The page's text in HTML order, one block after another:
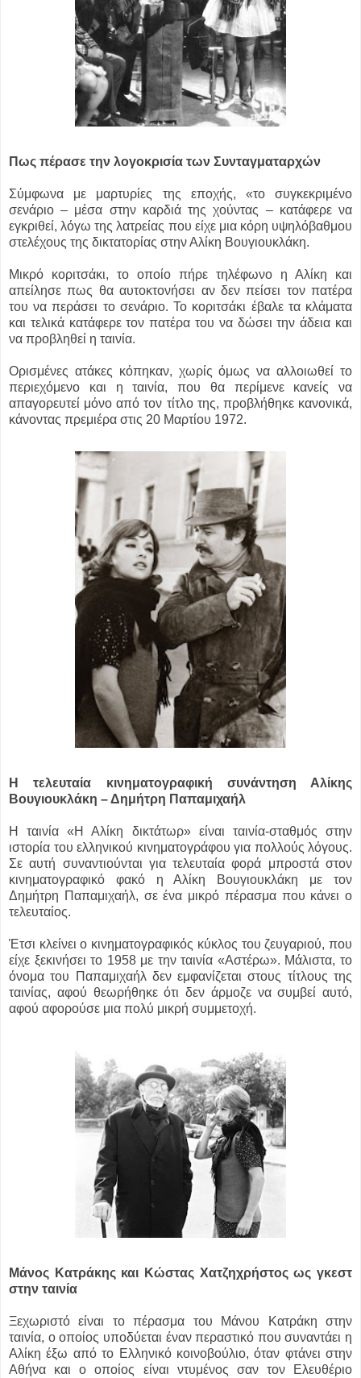
Πως πέρασε την λογοκρισία των Συνταγματαρχών
Σύμφωνα με μαρτυρίες της εποχής, «το συγκεκριμένο
σενάριο – μέσα στην καρδιά της χούντας – κατάφερε να
εγκριθεί, λόγω της λατρείας που είχε μια κόρη υψηλόβαθμου
στελέχους της δικτατορίας στην Αλίκη Βουγιουκλάκη.
Μικρό κοριτσάκι, το οποίο πήρε τηλέφωνο η Αλίκη και
απείλησε πως θα αυτοκτονήσει αν δεν πείσει τον πατέρα
του να περάσει το σενάριο. Το κοριτσάκι έβαλε τα κλάματα
και τελικά κατάφερε τον πατέρα του να δώσει την άδεια και
να προβληθεί η ταινία.
Ορισμένες ατάκες κόπηκαν, χωρίς όμως να αλλοιωθεί το
περιεχόμενο και η ταινία, που θα περίμενε κανείς να
απαγορευτεί μόνο από τον τίτλο της, προβλήθηκε κανονικά,
κάνοντας πρεμιέρα στις 20 Μαρτίου 1972.
Η τελευταία κινηματογραφική συνάντηση Αλίκης
Βουγιουκλάκη – Δημήτρη Παπαμιχαήλ
Η ταινία «Η Αλίκη δικτάτωρ» είναι ταινία-σταθμός στην
ιστορία του ελληνικού κινηματογράφου για πολλούς λόγους.
Σε αυτή συναντιούνται για τελευταία φορά μπροστά στον
κινηματογραφικό φακό η Αλίκη Βουγιουκλάκη με τον
Δημήτρη Παπαμιχαήλ, σε ένα μικρό πέρασμα που κάνει ο
τελευταίος.
Έτσι κλείνει ο κινηματογραφικός κύκλος του ζευγαριού, που
είχε ξεκινήσει το 1958 με την ταινία «Αστέρω». Μάλιστα, το
όνομα του Παπαμιχαήλ δεν εμφανίζεται στους τίτλους της
ταινίας, αφού θεωρήθηκε ότι δεν άρμοζε να συμβεί αυτό,
αφού αφορούσε μια πολύ μικρή συμμετοχή.
Μάνος Κατράκης και Κώστας Χατζηχρήστος ως γκεστ
στην ταινία
Ξεχωριστό είναι το πέρασμα του Μάνου Κατράκη στην
ταινία, ο οποίος υποδύεται έναν περαστικό που συναντάει η
Αλίκη έξω από το Ελληνικό κοινοβούλιο, όταν φτάνει στην
Αθήνα και ο οποίος είναι ντυμένος σαν τον Ελευθέριο